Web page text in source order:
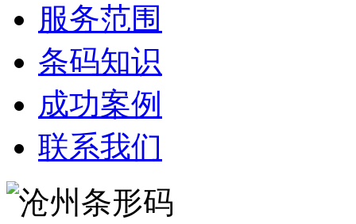
服务范围
条码知识
成功案例
联系我们